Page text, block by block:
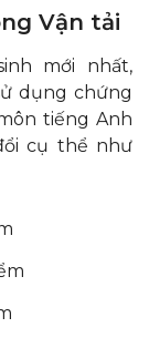
Vận tải
mới nhất,
dụng chứng
tiếng Anh
cụ thể như